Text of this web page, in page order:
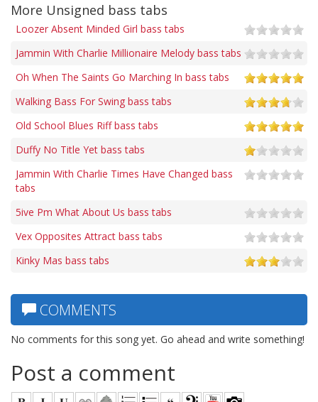
More Unsigned bass tabs
Loozer Absent Minded Girl bass tabs
Jammin With Charlie Millionaire Melody bass tabs
Oh When The Saints Go Marching In bass tabs
Walking Bass For Swing bass tabs
Old School Blues Riff bass tabs
Duffy No Title Yet bass tabs
Jammin With Charlie Times Have Changed bass
tabs
5ive Pm What About Us bass tabs
Vex Opposites Attract bass tabs
Kinky Mas bass tabs
COMMENTS
No comments for this song yet. Go ahead and write something!
Post a comment